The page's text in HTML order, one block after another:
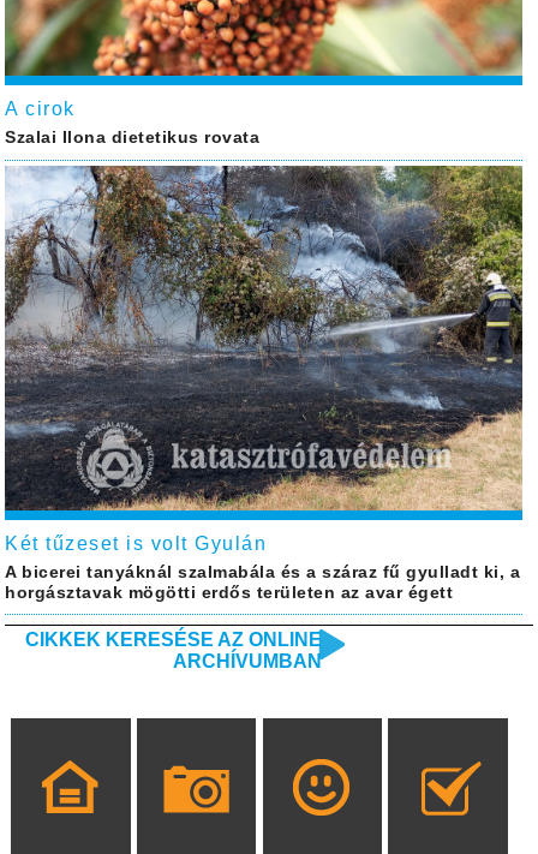
A cirok
Szalai Ilona dietetikus rovata
Két tűzeset is volt Gyulán
A bicerei tanyáknál szalmabála és a száraz fű gyulladt ki, a
horgásztavak mögötti erdős területen az avar égett
CIKKEK KERESÉSE AZ ONLINE
ARCHÍVUMBAN